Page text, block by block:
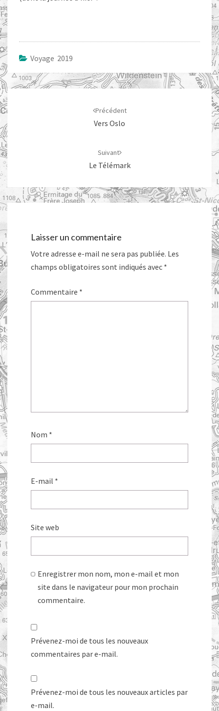
Voyage 2019
Navigation
d'article
Précédent
Vers Oslo
Suivant
Le Télémark
Laisser un commentaire
Votre adresse e-mail ne sera pas publiée. Les
champs obligatoires sont indiqués avec *
Commentaire *
Nom *
E-mail *
Site web
Enregistrer mon nom, mon e-mail et mon
site dans le navigateur pour mon prochain
commentaire.
Prévenez-moi de tous les nouveaux
commentaires par e-mail.
Prévenez-moi de tous les nouveaux articles par
e-mail.